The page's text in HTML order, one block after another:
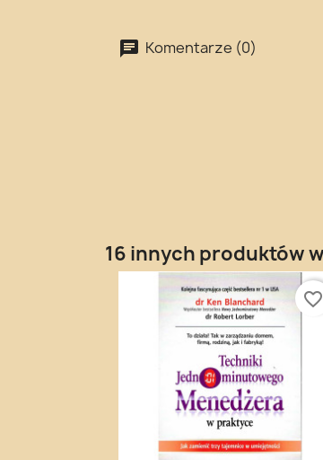
Komentarze (0)
16 innych produktów
favorite_border